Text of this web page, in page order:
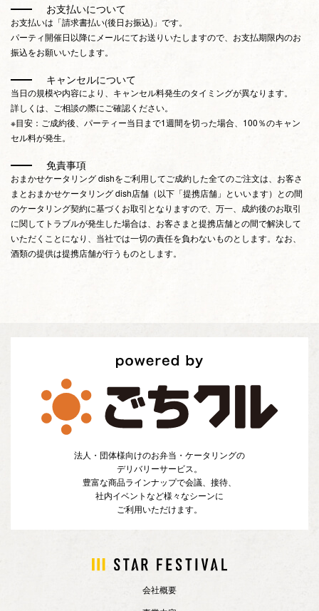
お支払いについて
お支払いは「請求書払い(後日お振込)」です。
パーティ開催日以降にメールにてお送りいたしますので、お支払期限内のお
振込をお願いいたします。
キャンセルについて
当日の規模や内容により、キャンセル料発生のタイミングが異なります。
詳しくは、ご相談の際にご確認ください。
※目安：ご成約後、パーティー当日まで1週間を切った場合、100％のキャン
セル料が発生。
免責事項
おまかせケータリング dishをご利用してご成約した全てのご注文は、お客さ
まとおまかせケータリング dish店舗（以下「提携店舗」といいます）との間
のケータリング契約に基づくお取引となりますので、万一、成約後のお取引
に関してトラブルが発生した場合は、お客さまと提携店舗との間で解決して
いただくことになり、当社では一切の責任を負わないものとします。なお、
酒類の提供は提携店舗が行うものとします。
法人・団体様向けのお弁当・ケータリングの
デリバリーサービス。
豊富な商品ラインナップで会議、接待、
社内イベントなど様々なシーンに
ご利用いただけます。
会社概要